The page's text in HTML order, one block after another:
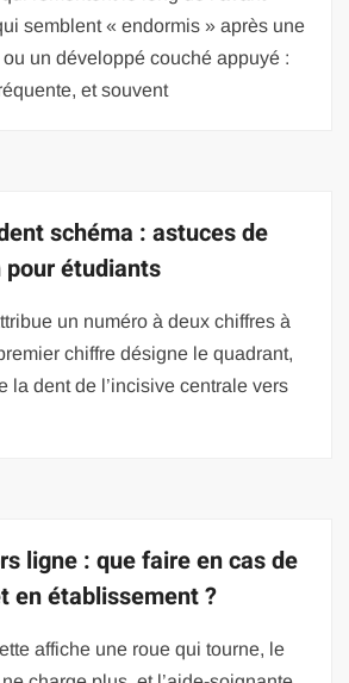
semblent « endormis » après une
un développé couché appuyé :
et souvent
schéma : astuces de
étudiants
un numéro à deux chiffres à
chiffre désigne le quadrant,
la dent de l’incisive centrale vers
ligne : que faire en cas de
en établissement ?
affiche une roue qui tourne, le